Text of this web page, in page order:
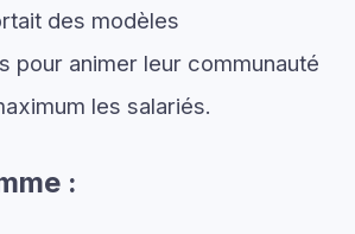
des modèles
pour animer leur communauté
les salariés.
: